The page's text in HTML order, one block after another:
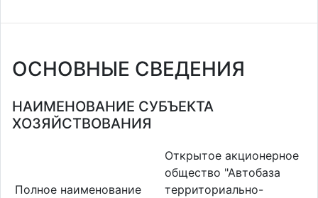
ОСНОВНЫЕ СВЕДЕНИЯ
НАИМЕНОВАНИЕ СУБЪЕКТА
ХОЗЯЙСТВОВАНИЯ
Полное наименование
Открытое акционерное
общество "Автобаза
территориально-